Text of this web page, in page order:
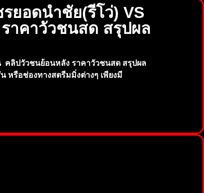
ยอดนำชัย(รีโว่) VS
าคาวัวชนสด สรุปผล
คลิปวัวชนย้อนหลัง ราคาวัวชนสด สรุปผล
หรือช่องทางสตรีมมิ่งต่างๆ เพียงมี